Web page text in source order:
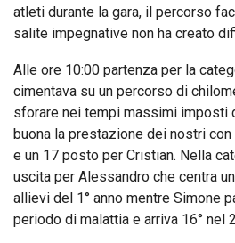
atleti durante la gara, il percorso
salite impegnative non ha creato
Alle ore 10:00 partenza per la
cimentava su un percorso di
sforare nei tempi massimi imposti
buona la prestazione dei nostri
e un 17 posto per Cristian. Nella
uscita per Alessandro che centra
allievi del 1° anno mentre Simone
periodo di malattia e arriva 16° nel